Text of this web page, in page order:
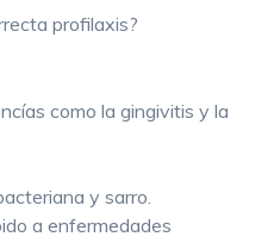
profilaxis?
como la gingivitis y la
y sarro.
a enfermedades